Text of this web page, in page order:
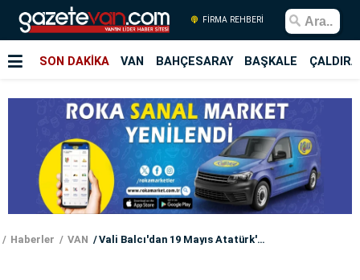
FİRMA REHBERİ
SON DAKİKA VAN BAHÇESARAY BAŞKALE
Haberler VAN Vali Balcı'dan 19 Mayıs Atatürk'ü Anma, Gençlik ve Spor Bayramı Mesajı